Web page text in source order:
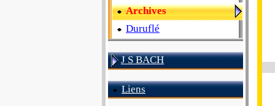
Archives
Duruflé
J S BACH
Liens